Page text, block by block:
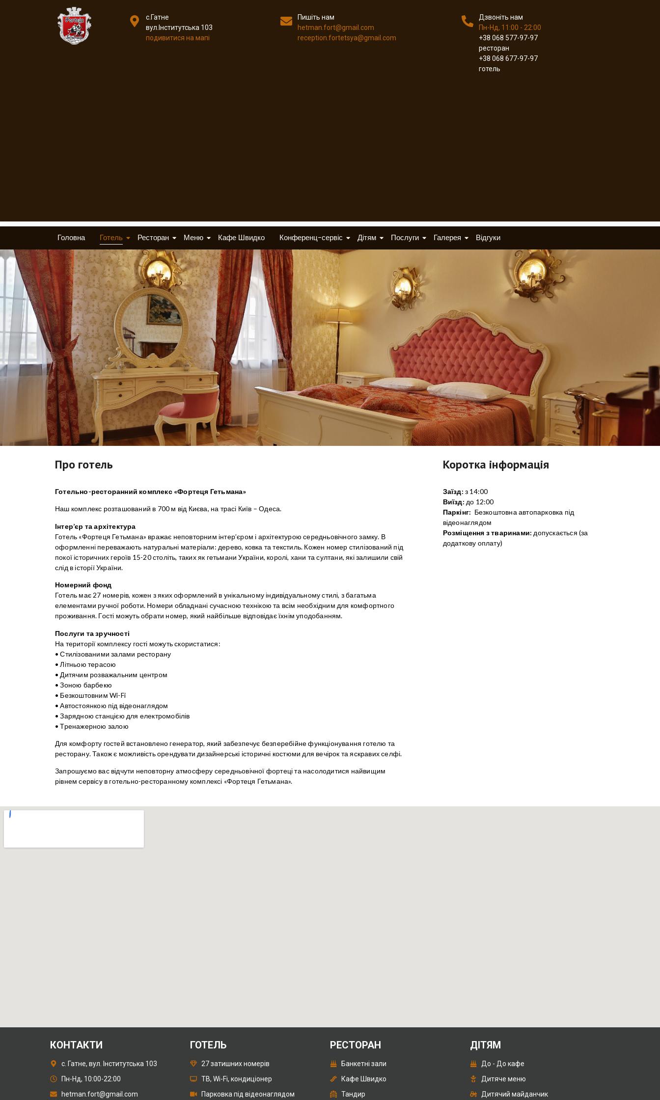
с.Гатне
вул.Інститутська 103
подивитися на мапі
Пишіть нам
hetman.fort@gmail.com
reception.fortetsya@gmail.com
Дзвоніть нам
Пн-Нд, 11:00 - 22:00
+38 068 577-97-97
ресторан
+38 068 677-97-97
готель
Головна Готель Ресторан Меню Кафе Швидко Конференц-сервіс Дітям Послуги Галерея Відгуки
Про готель
Готельно-ресторанний комплекс «Фортеця Гетьмана»
Наш комплекс розташований в 700 м від Києва, на трасі Київ – Одеса.
Інтер’єр та архітектура
Готель «Фортеця Гетьмана» вражає неповторним інтер’єром і архітектурою середньовічного замку. В
оформленні переважають натуральні матеріали: дерево, ковка та текстиль. Кожен номер стилізований під
покої історичних героїв 15-20 століть, таких як гетьмани України, королі, хани та султани, які залишили свій
слід в історії України.
Номерний фонд
Готель має 27 номерів, кожен з яких оформлений в унікальному індивідуальному стилі, з багатьма
елементами ручної роботи. Номери обладнані сучасною технікою та всім необхідним для комфортного
проживання. Гості можуть обрати номер, який найбільше відповідає їхнім уподобанням.
Послуги та зручності
На території комплексу гості можуть скористатися:
• Стилізованими залами ресторану
• Літньою терасою
• Дитячим розважальним центром
• Зоною барбекю
• Безкоштовним Wi-Fi
• Автостоянкою під відеонаглядом
• Зарядною станцією для електромобілів
• Тренажерною залою
Для комфорту гостей встановлено генератор, який забезпечує безперебійне функціонування готелю та
ресторану. Також є можливість орендувати дизайнерські історичні костюми для вечірок та яскравих селфі.
Запрошуємо вас відчути неповторну атмосферу середньовічної фортеці та насолодитися найвищим
рівнем сервісу в готельно-ресторанному комплексі «Фортеця Гетьмана».
Коротка інформація
Заїзд: з 14:00
Виїзд: до 12:00
Паркінг: Безкоштовна автопарковка під
відеонаглядом
Розміщення з тваринами: допускається (за
додаткову оплату)
КОНТАКТИ
с. Гатне, вул. Інститутська 103
Пн-Нд, 10:00-22:00
hetman.fort@gmail.com
ГОТЕЛЬ
27 затишних номерів
ТВ, Wi-Fi, кондиціонер
Парковка під відеонаглядом
РЕСТОРАН
Банкетні зали
Кафе Швидко
Тандир
ДІТЯМ
До - До кафе
Дитяче меню
Дитячий майданчик